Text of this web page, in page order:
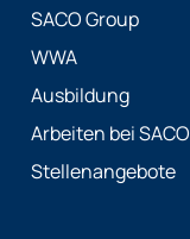
SACO Group
WWA
Ausbildung
Arbeiten bei SACO
Stellenangebote